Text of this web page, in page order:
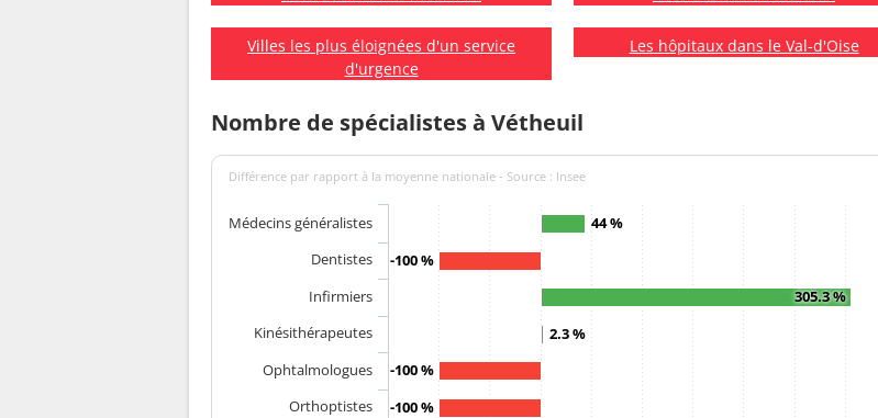
Villes les plus éloignées d'un service
d'urgence
Les hôpitaux dans le Val-d'Oise
Nombre de spécialistes à Vétheuil
Différence par rapport à la moyenne nationale - Source : Insee
44 %
-100 %
305.3 %
2.3 %
-100 %
-100 %
Médecins généralistes
Dentistes
Infirmiers
Kinésithérapeutes
Ophtalmologues
Orthoptistes